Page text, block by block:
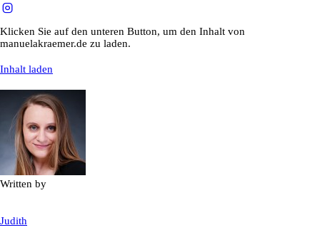
Klicken Sie auf den unteren Button, um den Inhalt von
manuelakraemer.de zu laden.
Inhalt laden
Written by
Judith